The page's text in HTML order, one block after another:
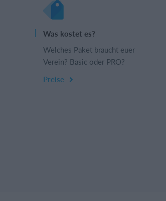
Was kostet es?
Welches Paket braucht euer
Verein? Basic oder PRO?
Preise